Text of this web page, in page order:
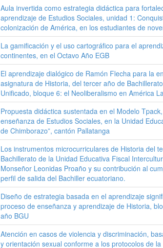
Aula invertida como estrategia didáctica para
aprendizaje de Estudios Sociales, unidad 1:
colonización de América, en los estudiantes de
La gamificación y el uso cartográfico para el
continentes, en el Octavo Año EGB
El aprendizaje dialógico de Ramón Flecha para la
asignatura de Historia, del tercer año de
Unificado, bloque 6: el Neoliberalismo en América
Propuesta didáctica sustentada en el Modelo
enseñanza de Estudios Sociales, en la Unidad
de Chimborazo”, cantón Pallatanga
Los instrumentos microcurriculares de Historia del
Bachillerato de la Unidad Educativa Fiscal
Monseñor Leonidas Proaño y su contribución al
perfil de salida del Bachiller ecuatoriano.
Diseño de estrategia basada en el aprendizaje
proceso de enseñanza y aprendizaje de Historia,
año BGU
Atención en casos de violencia y discriminación,
y orientación sexual conforme a los protocolos de la